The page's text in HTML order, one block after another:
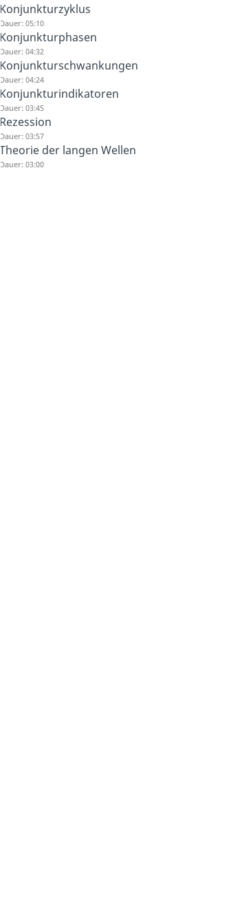
Konjunkturzyklus
Dauer: 05:10
Konjunkturphasen
Dauer: 04:32
Konjunkturschwankungen
Dauer: 04:24
Konjunkturindikatoren
Dauer: 03:45
Rezession
Dauer: 03:57
Theorie der langen Wellen
Dauer: 03:00